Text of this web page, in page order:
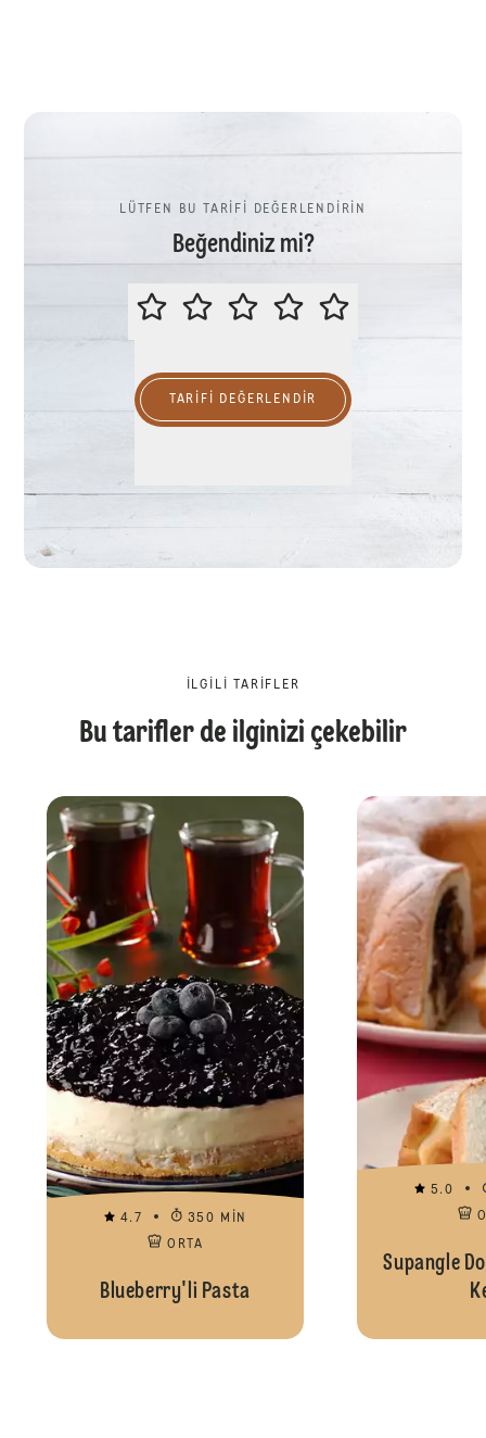
LÜTFEN BU TARİFİ DEĞERLENDİRİN
Beğendiniz mi?
LÜTFEN BU TARİFİ
TARIFI DEĞERLENDİR
İLGILI TARIFLER
Bu tarifler de ilginizi çekebilir
4.7
350 MIN
ORTA
Blueberry'li Pasta
5.0
Supangle